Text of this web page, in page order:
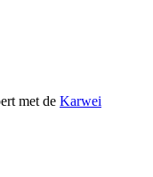
met de Karwei